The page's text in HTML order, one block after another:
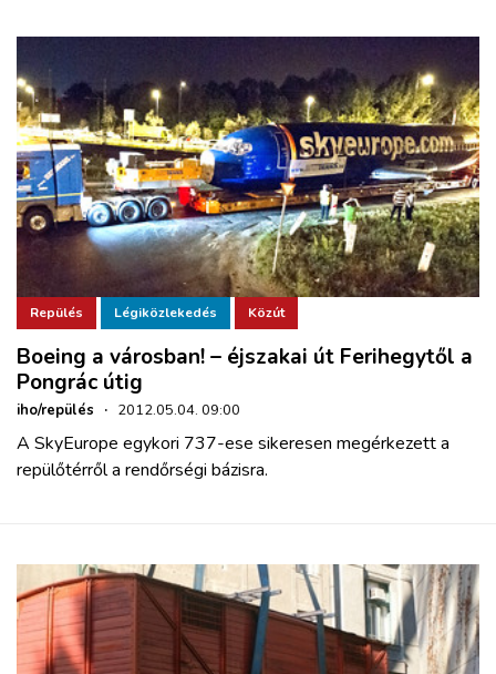
Repülés Légiközlekedés Közút
Boeing a városban! – éjszakai út Ferihegytől a
Pongrác útig
iho/repülés · 2012.05.04. 09:00
A SkyEurope egykori 737-ese sikeresen megérkezett a
repülőtérről a rendőrségi bázisra.